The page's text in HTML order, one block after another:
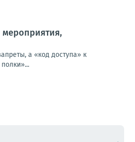
мероприятия,
а «код доступа» к